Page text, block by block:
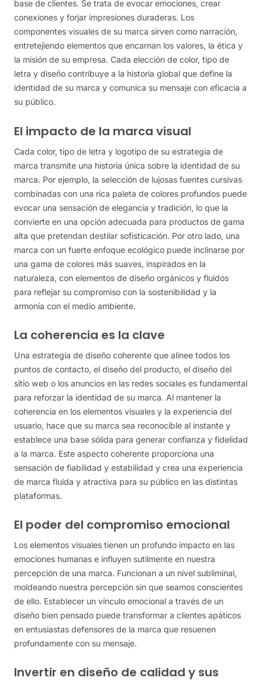
base de clientes. Se trata de evocar emociones, crear
conexiones y forjar impresiones duraderas. Los
componentes visuales de su marca sirven como narración,
entretejiendo elementos que encarnan los valores, la ética y
la misión de su empresa. Cada elección de color, tipo de
letra y diseño contribuye a la historia global que define la
identidad de su marca y comunica su mensaje con eficacia a
su público.
El impacto de la marca visual
Cada color, tipo de letra y logotipo de su estrategia de
marca transmite una historia única sobre la identidad de su
marca. Por ejemplo, la selección de lujosas fuentes cursivas
combinadas con una rica paleta de colores profundos puede
evocar una sensación de elegancia y tradición, lo que la
convierte en una opción adecuada para productos de gama
alta que pretendan destilar sofisticación. Por otro lado, una
marca con un fuerte enfoque ecológico puede inclinarse por
una gama de colores más suaves, inspirados en la
naturaleza, con elementos de diseño orgánicos y fluidos
para reflejar su compromiso con la sostenibilidad y la
armonía con el medio ambiente.
La coherencia es la clave
Una estrategia de diseño coherente que alinee todos los
puntos de contacto, el diseño del producto, el diseño del
sitio web o los anuncios en las redes sociales es fundamental
para reforzar la identidad de su marca. Al mantener la
coherencia en los elementos visuales y la experiencia del
usuario, hace que su marca sea reconocible al instante y
establece una base sólida para generar confianza y fidelidad
a la marca. Este aspecto coherente proporciona una
sensación de fiabilidad y estabilidad y crea una experiencia
de marca fluida y atractiva para su público en las distintas
plataformas.
El poder del compromiso emocional
Los elementos visuales tienen un profundo impacto en las
emociones humanas e influyen sutilmente en nuestra
percepción de una marca. Funcionan a un nivel subliminal,
moldeando nuestra percepción sin que seamos conscientes
de ello. Establecer un vínculo emocional a través de un
diseño bien pensado puede transformar a clientes apáticos
en entusiastas defensores de la marca que resuenen
profundamente con su mensaje.
Invertir en diseño de calidad y sus